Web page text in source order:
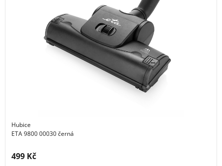
Hubice
ETA 9800 00030 černá
Cena s DPH:
499 Kč